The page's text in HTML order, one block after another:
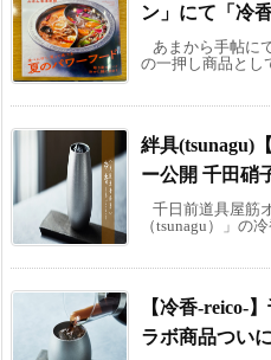
ン」にて「冷
あまから手帖に
の一押し商品とし
絆具(tsunagu)
ー公開 千田硝
千日前道具屋筋
（tsunagu）」の
【冷香-reico-
ラボ商品つい